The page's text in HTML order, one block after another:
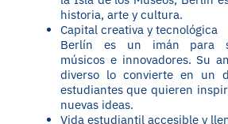
historia, arte y cultura.
Capital creativa y tecnológica
Berlín es un imán para
músicos e innovadores. Su
diverso lo convierte en un
estudiantes que quieren
nuevas ideas.
Vida estudiantil accesible y